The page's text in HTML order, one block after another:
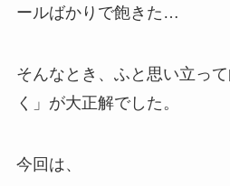
ールばかりで飽きた…
そんなとき、ふと思い立っ
く」が大正解でした。
今回は、